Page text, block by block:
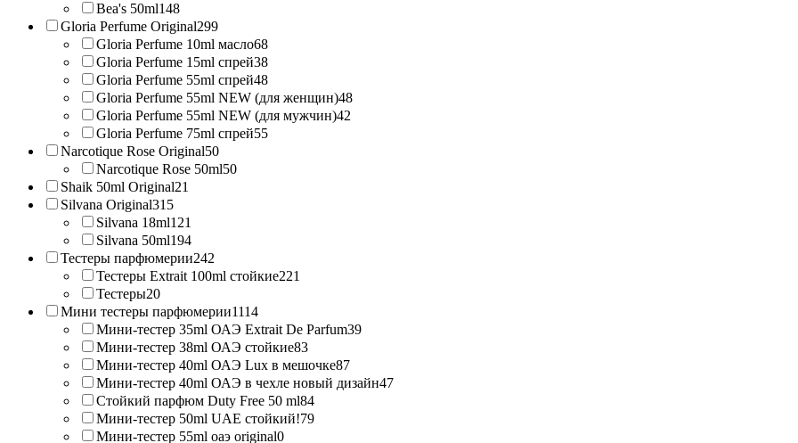
Bea's 50ml148
Gloria Perfume Original299
Gloria Perfume 10ml масло68
Gloria Perfume 15ml спрей38
Gloria Perfume 55ml спрей48
Gloria Perfume 55ml NEW (для женщин)48
Gloria Perfume 55ml NEW (для мужчин)42
Gloria Perfume 75ml спрей55
Narcotique Rose Original50
Narcotique Rose 50ml50
Shaik 50ml Original21
Silvana Original315
Silvana 18ml121
Silvana 50ml194
Тестеры парфюмерии242
Тестеры Extrait 100ml стойкие221
Тестеры20
Мини тестеры парфюмерии1114
Мини-тестер 35ml ОАЭ Extrait De Parfum39
Мини-тестер 38ml ОАЭ стойкие83
Мини-тестер 40ml ОАЭ Lux в мешочке87
Мини-тестер 40ml ОАЭ в чехле новый дизайн47
Стойкий парфюм Duty Free 50 ml84
Мини-тестер 50ml UAE стойкий!79
Мини-тестер 55ml оаэ original0